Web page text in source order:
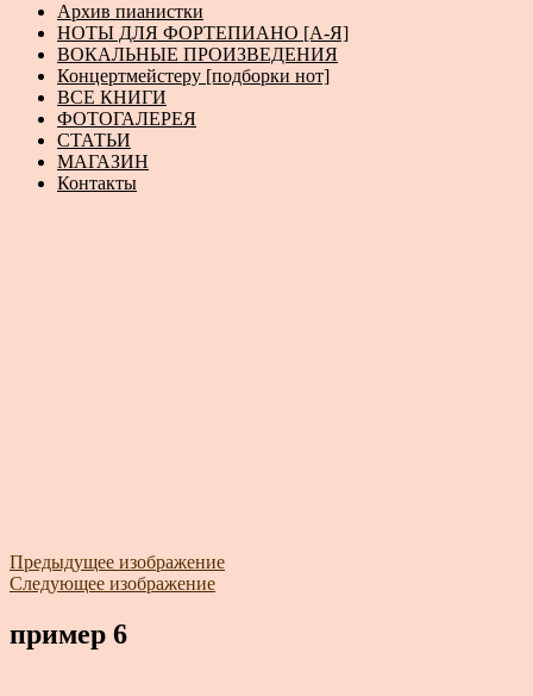
Архив пианистки
НОТЫ ДЛЯ ФОРТЕПИАНО [А-Я]
ВОКАЛЬНЫЕ ПРОИЗВЕДЕНИЯ
Концертмейстеру [подборки нот]
ВСЕ КНИГИ
ФОТОГАЛЕРЕЯ
СТАТЬИ
МАГАЗИН
Контакты
Предыдущее изображение
Следующее изображение
пример 6